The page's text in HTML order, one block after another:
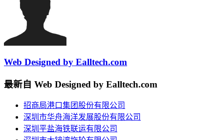
Web Designed by Ealltech.com
最新自 Web Designed by Ealltech.com
招商局港口集团股份有限公司
深圳市华舟海洋发展股份有限公司
深圳平盐海铁联运有限公司